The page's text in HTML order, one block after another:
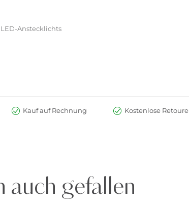
Anstecklichts
Kauf auf Rechnung Kostenlose Retoure
auch gefallen